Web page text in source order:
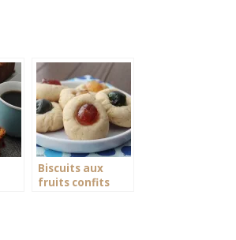
Biscuits aux
fruits confits